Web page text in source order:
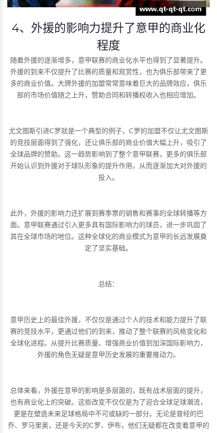
4、外援的影响力提升了意甲的商业化
程度
随着外援的逐渐增多，意甲联赛的商业化水平也得到了显著提升。
外援的到来不仅提升了比赛的质量和观赏性，也为俱乐部带来了更
多的商业价值。大牌外援的加盟常常意味着巨大的品牌效应，俱乐
部的市场价值随之上升，赞助合同和转播权收入也相应增加。
尤文图斯引进C罗就是一个典型的例子，C罗的加盟不仅让尤文图斯
的竞技层面得到了强化，还让俱乐部的商业价值大幅上升，吸引了
全球品牌的赞助。这一趋势影响到了整个意甲联赛，更多的俱乐部
开始认识到外援对于球队形象的提升作用，从而逐渐加大对外援的
投入。
此外，外援的影响力还扩展到赛季票的销售和赛事的全球转播等方
面。意甲联赛通过引入更多具有国际影响力的球员，进一步巩固了
其在全球市场的地位。这种全球化的商业模式为意甲的长远发展奠
定了坚实基础。
总结：
意甲历史上的最佳外援，不仅仅是通过个人的技术和能力提升了联
赛的竞技水平，更通过他们的到来，推动了整个联赛的风格变化和
全球化进程。从提升比赛质量、增强商业价值到加深国际影响力，
外援的角色无疑是意甲历史发展的重要推动力。
总体来看，外援在意甲的影响是多层面的，既有战术层面的提升，
也有商业化上的突破。这些改变不仅仅是为了迎合全球足球潮流，
更是在塑造未来足球格局中不可或缺的一部分。无论是曾经的巴
乔、罗马里奥，还是今天的C罗、伊布，他们无疑都在改变着意甲的